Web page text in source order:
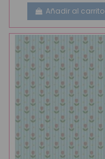
Añadir al carrito